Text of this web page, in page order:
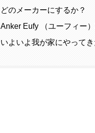
どのメーカーにするか？
Anker Eufy （ユーフィー
いよいよ我が家にやって